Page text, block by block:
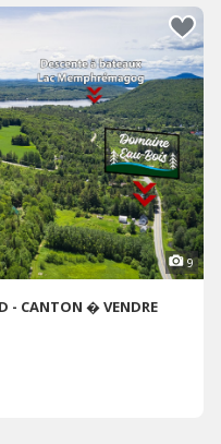
9
- CANTON � VENDRE